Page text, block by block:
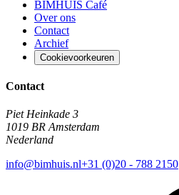
BIMHUIS Café
Over ons
Contact
Archief
Cookievoorkeuren
Contact
Piet Heinkade 3
1019 BR Amsterdam
Nederland
info@bimhuis.nl+31 (0)20 - 788 2150